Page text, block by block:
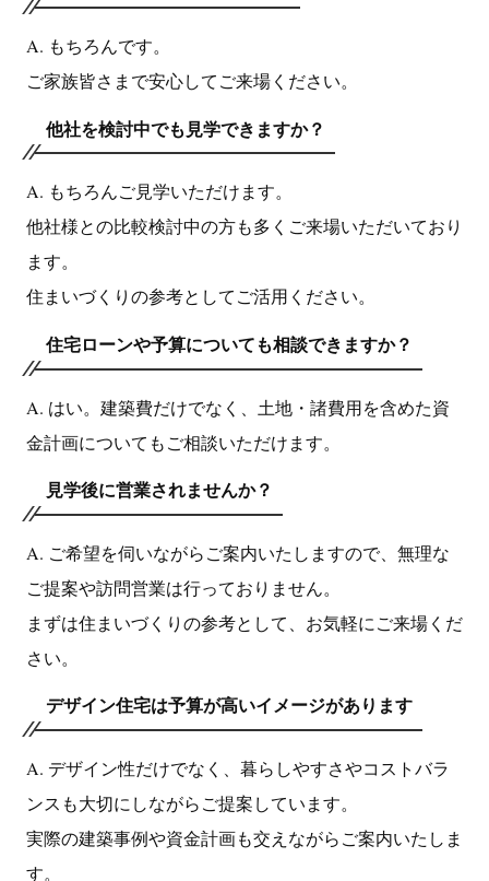
A. もちろんです。
ご家族皆さまで安心してご来場ください。
他社を検討中でも見学できますか？
A. もちろんご見学いただけます。
他社様との比較検討中の方も多くご来場いただいており
ます。
住まいづくりの参考としてご活用ください。
住宅ローンや予算についても相談できますか？
A. はい。建築費だけでなく、土地・諸費用を含めた資
金計画についてもご相談いただけます。
見学後に営業されませんか？
A. ご希望を伺いながらご案内いたしますので、無理な
ご提案や訪問営業は行っておりません。
まずは住まいづくりの参考として、お気軽にご来場くだ
さい。
デザイン住宅は予算が高いイメージがあります
A. デザイン性だけでなく、暮らしやすさやコストバラ
ンスも大切にしながらご提案しています。
実際の建築事例や資金計画も交えながらご案内いたしま
す。